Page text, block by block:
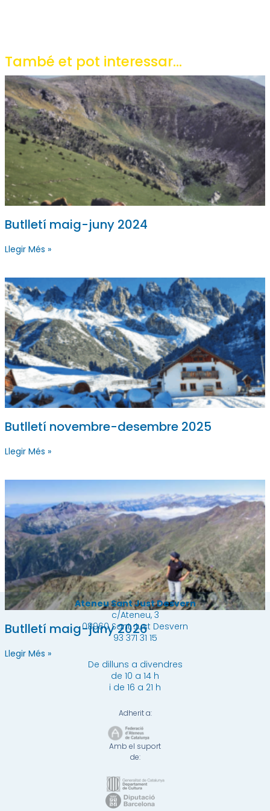
També et pot interessar...
Butlletí maig-juny 2024
Llegir Més »
Butlletí novembre-desembre 2025
Llegir Més »
Butlletí maig-juny 2026
Llegir Més »
Ateneu Sant Just Desvern
c/Ateneu, 3
08960 Sant Just Desvern
93 371 31 15
De dilluns a divendres
de 10 a 14 h
i de 16 a 21 h
Adherit a:
Amb el suport
de: